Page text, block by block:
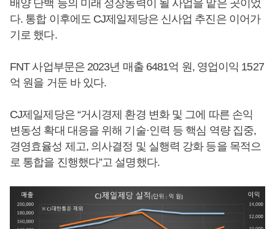
배양 단백 등의 미래 성장동력이 될 사업을 맡은 곳이었
다. 통합 이후에도 CJ제일제당은 신사업 추진은 이어가
기로 했다.
FNT 사업부문은 2023년 매출 6481억 원, 영업이익 1527
억 원을 거둔 바 있다.
CJ제일제당은 “거시경제 환경 변화 및 그에 따른 손익
변동성 확대 대응을 위해 기술·인력 등 핵심 역량 집중,
경영효율성 제고, 의사결정 및 실행력 강화 등을 목적으
로 통합을 진행했다”고 설명했다.